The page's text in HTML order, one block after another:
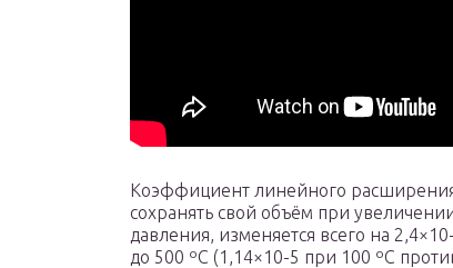
Коэффициент линейного
сохранять свой объём при
давления, изменяется всего на
до 500 ºС (1,14×10-5 при 100 ºС